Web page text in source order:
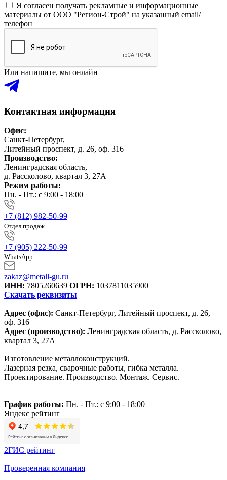
Я согласен получать рекламные и информационные
материалы от ООО "Регион-Строй" на указанный email/
телефон
Или напишите, мы онлайн
Контактная информация
Офис:
Санкт-Петербург,
Литейный проспект, д. 26, оф. 316
Производство:
Ленинградская область,
д. Рассколово, квартал 3, 27А
Режим работы:
Пн. - Пт.: с 9:00 - 18:00
+7 (812) 982-50-99
Отдел продаж
+7 (905) 222-50-99
WhatsApp
zakaz@metall-gu.ru
ИНН: 7805260639 ОГРН: 1037811035900
Скачать реквизиты
Адрес (офис): Санкт-Петербург, Литейный проспект, д. 26,
оф. 316
Адрес (производство): Ленинградская область, д. Рассколово,
квартал 3, 27А
Изготовление металлоконструкций.
Лазерная резка, сварочные работы, гибка металла.
Проектирование. Производство. Монтаж. Сервис.
График работы: Пн. - Пт.: с 9:00 - 18:00
Яндекс рейтинг
2ГИС рейтинг
Проверенная компания